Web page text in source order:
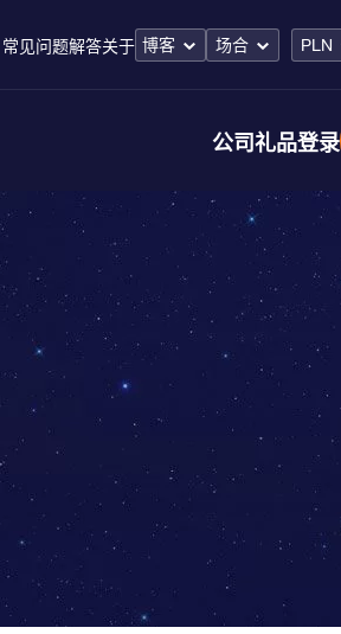
常见问题解答关于 博客 场合 PLN
公司礼品登录